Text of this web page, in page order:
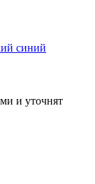
синий
и уточнят